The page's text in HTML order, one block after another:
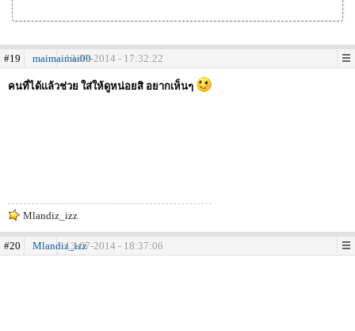
#19 maimaimai0013-07-2014 - 17:32:22
คนที่ได้แล้วช่วย ใส่ให้ดูหน่อยสิ อยากเห็นๆ
Mlandiz_izz
#20 Mlandiz_izz13-07-2014 - 18:37:06